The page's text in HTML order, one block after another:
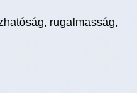
rugalmasság,